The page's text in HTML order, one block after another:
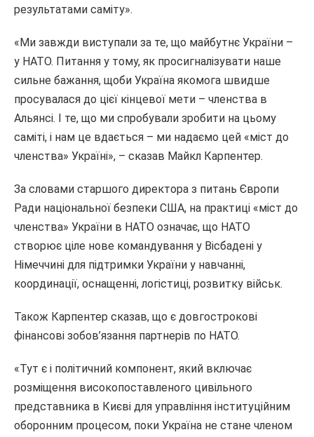
результатами саміту».
«Ми завжди виступали за те, що майбутнє України –
у НАТО. Питання у тому, як просигналізувати наше
сильне бажання, щоби Україна якомога швидше
просувалася до цієї кінцевої мети – членства в
Альянсі. І те, що ми спробували зробити на цьому
саміті, і нам це вдається – ми надаємо цей «міст до
членства» Україні», – сказав Майкл Карпентер.
За словами старшого директора з питань Європи
Ради національної безпеки США, на практиці «міст до
членства» України в НАТО означає, що НАТО
створює ціле нове командування у Вісбадені у
Німеччині для підтримки України у навчанні,
координації, оснащенні, логістиці, розвитку військ.
Також Карпентер сказав, що є довгострокові
фінансові зобов’язання партнерів по НАТО.
«Тут є і політичний компонент, який включає
розміщення високопоставленого цивільного
представника в Києві для управління інституційним
оборонним процесом, поки Україна не стане членом